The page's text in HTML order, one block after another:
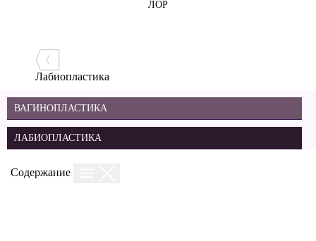
ЛОР
Лабиопластика
ВАГИНОПЛАСТИКА
ЛАБИОПЛАСТИКА
Содержание